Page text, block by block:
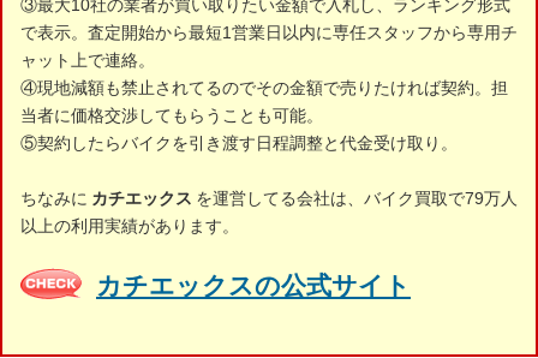
③最大10社の業者が買い取りたい金額で入札し、ランキング形式
で表示。査定開始から最短1営業日以内に専任スタッフから専用チ
ャット上で連絡。
④現地減額も禁止されてるのでその金額で売りたければ契約。担
当者に価格交渉してもらうことも可能。
⑤契約したらバイクを引き渡す日程調整と代金受け取り。
ちなみに カチエックス を運営してる会社は、バイク買取で79万人
以上の利用実績があります。
カチエックスの公式サイト